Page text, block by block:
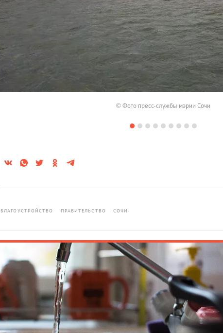
© Фото пресс-службы мэрии Сочи
БЛАГОУСТРОЙСТВО ПРАВИТЕЛЬСТВО СОЧИ